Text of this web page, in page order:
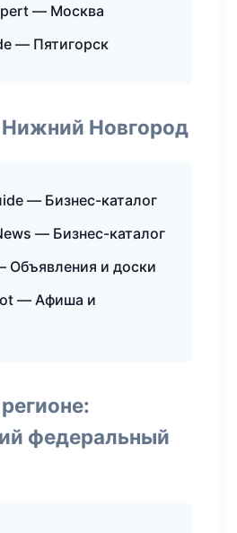
— Москва
— Пятигорск
Новгород
— Бизнес-каталог
— Бизнес-каталог
Объявления и доски
— Афиша и
федеральный